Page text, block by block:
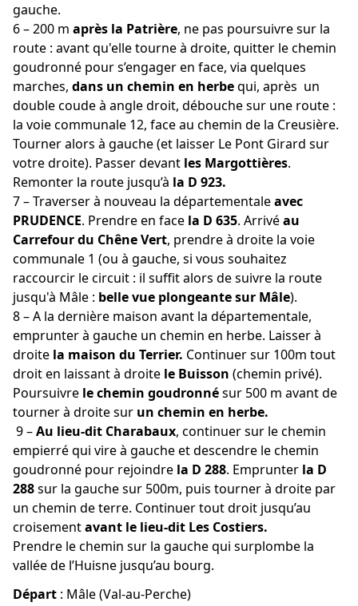
gauche.
6 – 200 m après la Patrière, ne pas poursuivre sur la
route : avant qu'elle tourne à droite, quitter le chemin
goudronné pour s’engager en face, via quelques
marches, dans un chemin en herbequi, après un
double coude à angle droit, débouche sur une route :
la voie communale 12, face au chemin de la Creusière.
Tourner alors à gauche (et laisser Le Pont Girard sur
votre droite). Passer devant les Margottières.
Remonter la route jusqu’à la D 923.
7 – Traverser à nouveau la départementaleavec
PRUDENCE. Prendre en face la D 635. Arrivéau
Carrefour du Chêne Vert, prendre à droite la voie
communale 1 (ou à gauche, si vous souhaitez
raccourcir le circuit : il suffit alors de suivre la route
jusqu'à Mâle : belle vue plongeante sur Mâle).
8 – A la dernière maison avant la départementale,
emprunter à gauche un chemin en herbe. Laisser à
droite la maison du Terrier. Continuer sur 100m tout
droit en laissant à droite le Buisson (chemin privé).
Poursuivre le chemin goudronnésur 500 m avant de
tourner à droite sur un chemin en herbe.
9 –Au lieu-dit Charabaux, continuer sur le chemin
empierré qui vire à gauche et descendre le chemin
goudronné pour rejoindre la D 288. Emprunter la D
288sur la gauche sur 500m, puis tourner à droite par
un chemin de terre. Continuer tout droit jusqu’au
croisementavant le lieu-dit Les Costiers.
Prendre le chemin sur la gauche qui surplombe la
vallée de l’Huisne jusqu’au bourg.
Départ : Mâle (Val-au-Perche)